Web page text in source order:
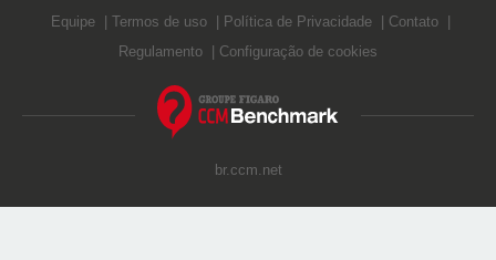
Equipe Termos de uso Política de Privacidade
Contato
Regulamento
Configuração de cookies
br.ccm.net